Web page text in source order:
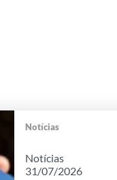
Notícias
Notícias
31/07/2026